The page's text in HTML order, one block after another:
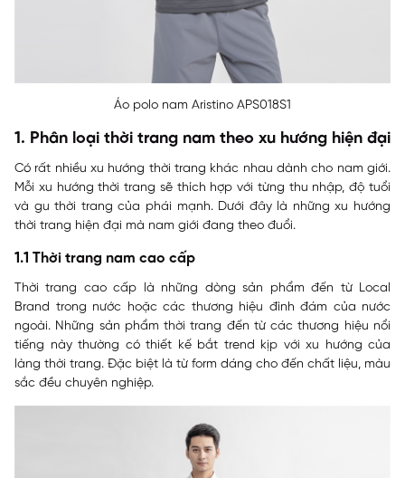
Áo polo nam Aristino APS018S1
1. Phân loại thời trang nam theo xu hướng hiện đại
Có rất nhiều xu hướng thời trang khác nhau dành cho nam giới.
Mỗi xu hướng thời trang sẽ thích hợp với từng thu nhập, độ tuổi
và gu thời trang của phái mạnh. Dưới đây là những xu hướng
thời trang hiện đại mà nam giới đang theo đuổi.
1.1 Thời trang nam cao cấp
Thời trang cao cấp là những dòng sản phẩm đến từ Local
Brand trong nước hoặc các thương hiệu đình đám của nước
ngoài. Những sản phẩm thời trang đến từ các thương hiệu nổi
tiếng này thường có thiết kế bắt trend kịp với xu hướng của
làng thời trang. Đặc biệt là từ form dáng cho đến chất liệu, màu
sắc đều chuyên nghiệp.